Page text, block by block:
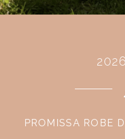
PROMISSA ROBE